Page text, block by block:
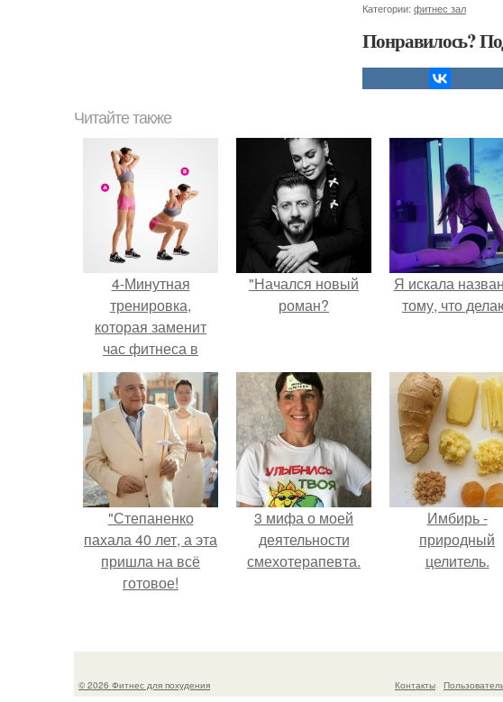
Категории: фитнес зал
Понравилось?
Читайте также
4-Минутная
тренировка,
которая заменит
час фитнеса в
спортзале.
"Начался новый
роман?
Я искала
тому, что
"Степаненко
пахала 40 лет, а эта
пришла на всё
готовое!
3 мифа о моей
деятельности
смехотерапевта.
Имбирь -
природный
целитель.
© 2026 Фитнес для похудения Контакты